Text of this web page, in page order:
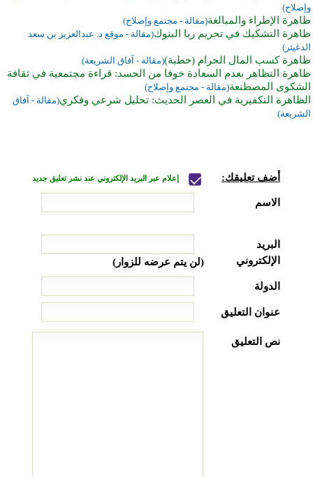
وإصلاح)
ظاهرة الإطراء والمبالغة(مقالة - مجتمع وإصلاح)
ظاهرة التشكيك في تحريم ربا البنوك(مقالة - موقع د. عبدالعزيز بن سعد
الدغيثر)
ظاهرة كسب المال الحرام (خطبة)(مقالة - آفاق الشريعة)
ظاهرة التظاهر بعدم السعادة خوفا من الحسد: قراءة مجتمعية في ثقافة
الشكوى المصطنعة(مقالة - مجتمع وإصلاح)
الظاهرة التكفيرية في العصر الحديث: تحليل شرعي وفكري(مقالة - آفاق
الشريعة)
أضف تعليقك: إعلام عبر البريد الإلكتروني عند نشر تعليق جديد
الاسم
البريد
الإلكتروني
(لن يتم عرضه للزوار)
الدولة
عنوان التعليق
نص التعليق